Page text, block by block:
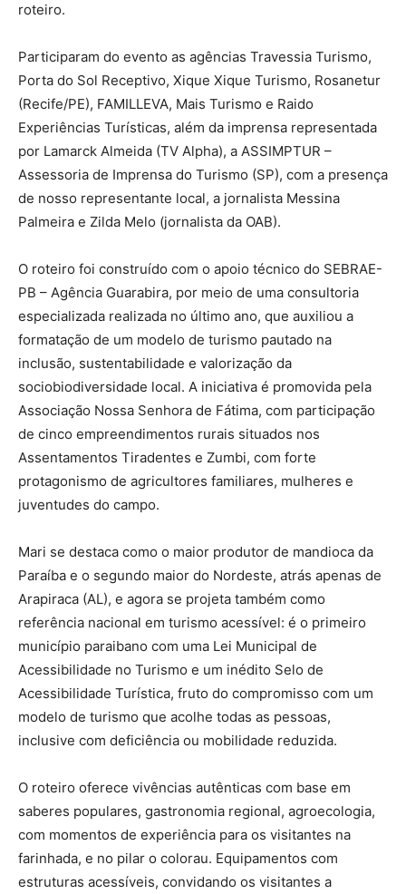
roteiro.
Participaram do evento as agências Travessia Turismo,
Porta do Sol Receptivo, Xique Xique Turismo, Rosanetur
(Recife/PE), FAMILLEVA, Mais Turismo e Raido
Experiências Turísticas, além da imprensa representada
por Lamarck Almeida (TV Alpha), a ASSIMPTUR –
Assessoria de Imprensa do Turismo (SP), com a presença
de nosso representante local, a jornalista Messina
Palmeira e Zilda Melo (jornalista da OAB).
O roteiro foi construído com o apoio técnico do SEBRAE-
PB – Agência Guarabira, por meio de uma consultoria
especializada realizada no último ano, que auxiliou a
formatação de um modelo de turismo pautado na
inclusão, sustentabilidade e valorização da
sociobiodiversidade local. A iniciativa é promovida pela
Associação Nossa Senhora de Fátima, com participação
de cinco empreendimentos rurais situados nos
Assentamentos Tiradentes e Zumbi, com forte
protagonismo de agricultores familiares, mulheres e
juventudes do campo.
Mari se destaca como o maior produtor de mandioca da
Paraíba e o segundo maior do Nordeste, atrás apenas de
Arapiraca (AL), e agora se projeta também como
referência nacional em turismo acessível: é o primeiro
município paraibano com uma Lei Municipal de
Acessibilidade no Turismo e um inédito Selo de
Acessibilidade Turística, fruto do compromisso com um
modelo de turismo que acolhe todas as pessoas,
inclusive com deficiência ou mobilidade reduzida.
O roteiro oferece vivências autênticas com base em
saberes populares, gastronomia regional, agroecologia,
com momentos de experiência para os visitantes na
farinhada, e no pilar o colorau. Equipamentos com
estruturas acessíveis, convidando os visitantes a